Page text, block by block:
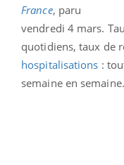
France, paru
vendredi 4 mars.
quotidiens, taux de
hospitalisations :
semaine en semaine.